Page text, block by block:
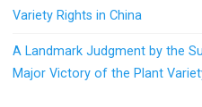
Variety Rights in China
A Landmark Judgment by the
Major Victory of the Plant